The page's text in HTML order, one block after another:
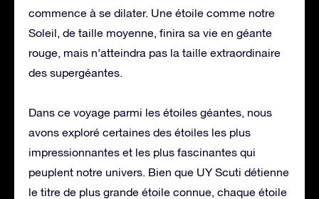
commence à se dilater. Une étoile comme notre
Soleil, de taille moyenne, finira sa vie en géante
rouge, mais n’atteindra pas la taille extraordinaire
des supergéantes.
Dans ce voyage parmi les étoiles géantes, nous
avons exploré certaines des étoiles les plus
impressionnantes et les plus fascinantes qui
peuplent notre univers. Bien que UY Scuti détienne
le titre de plus grande étoile connue, chaque étoile